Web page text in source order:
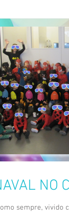
NO
sempre,